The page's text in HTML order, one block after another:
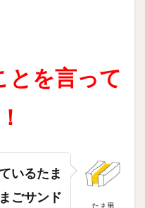
とを言って
たま男
いるたま
ごサンド